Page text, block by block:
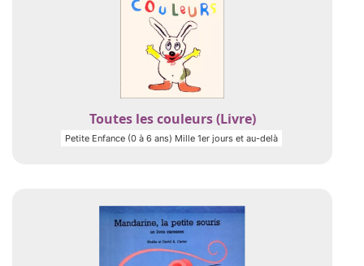
Toutes les couleurs (Livre)
Petite Enfance (0 à 6 ans) Mille 1er jours et au-delà